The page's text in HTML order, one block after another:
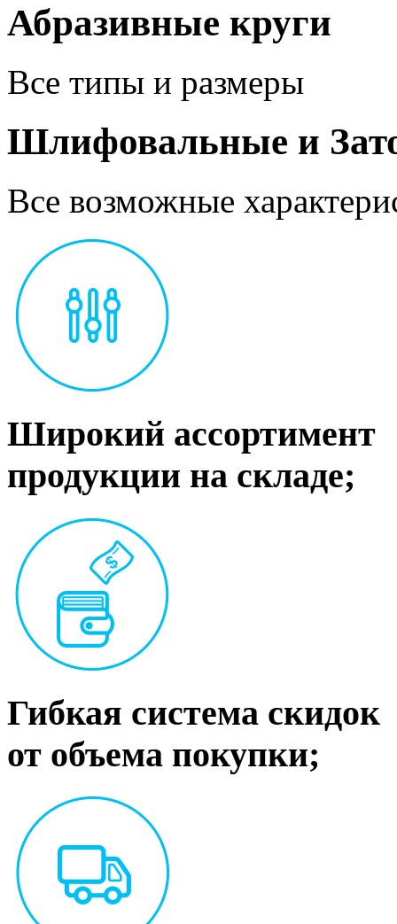
Абразивные круги
Все типы и размеры
Шлифовальные и
Все возможные
Широкий ассортимент
продукции на складе;
Гибкая система скидок
от объема покупки;